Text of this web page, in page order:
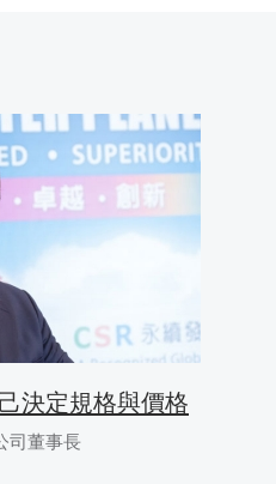
決定規格與價格
司董事長